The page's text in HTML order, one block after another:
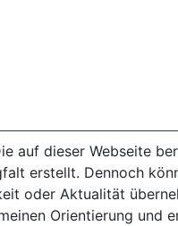
auf dieser Webseite
erstellt. Dennoch
oder Aktualität
Orientierung und